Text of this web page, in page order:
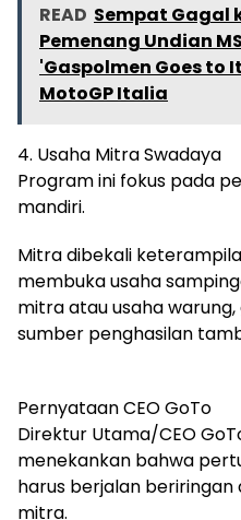
READ Sempat Gagal
Pemenang Undian MS
'Gaspolmen Goes to
MotoGP Italia
4. Usaha Mitra Swadaya
​Program ini fokus pada
mandiri.
Mitra dibekali
membuka usaha
mitra atau usaha
sumber penghasilan
Pernyataan CEO GoTo
​Direktur Utama/CEO
menekankan bahwa
harus berjalan
mitra.